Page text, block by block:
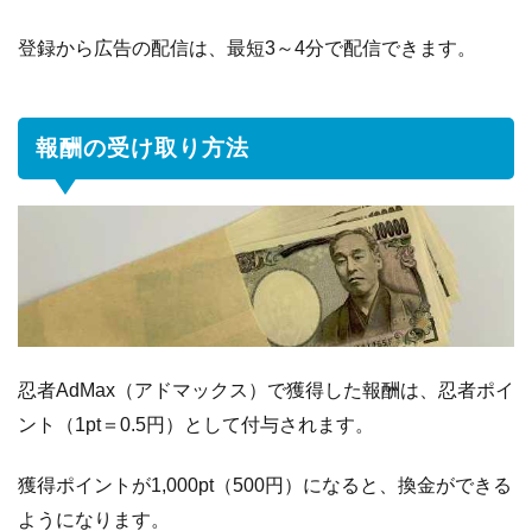
登録から広告の配信は、最短3～4分で配信できます。
報酬の受け取り方法
忍者AdMax（アドマックス）で獲得した報酬は、忍者ポイ
ント（1pt＝0.5円）として付与されます。
獲得ポイントが1,000pt（500円）になると、換金ができる
ようになります。